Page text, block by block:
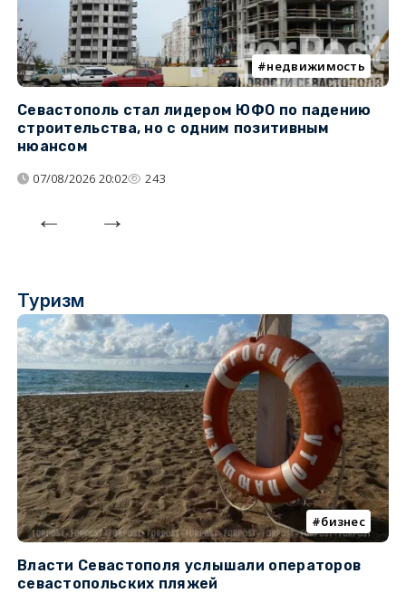
недвижимость
Севастополь стал лидером ЮФО по падению
строительства, но с одним позитивным
нюансом
07/08/2026 20:02 243
Туризм
бизнес
Власти Севастополя услышали операторов
севастопольских пляжей